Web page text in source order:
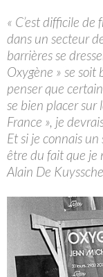
« C’est difficile de
dans un secteur
barrières se
Oxygène » se
penser que
se bien placer sur
France », je
Et si je connais
être du fait que je
Alain De